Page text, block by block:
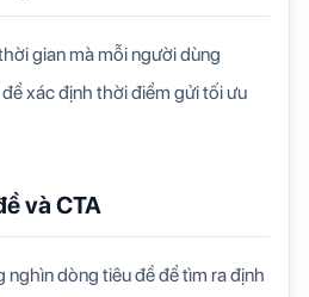
gian mà mỗi người dùng
xác định thời điểm gửi tối ưu
và CTA
dòng tiêu đề để tìm ra định